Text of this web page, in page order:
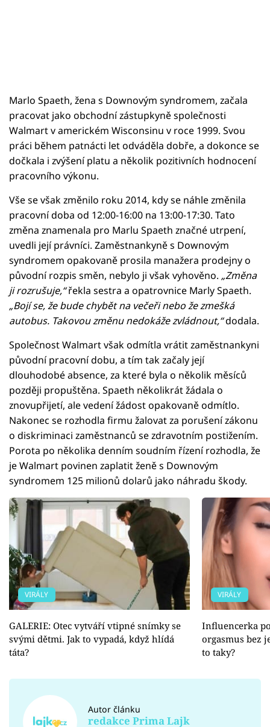
Marlo Spaeth, žena s Downovým syndromem, začala
pracovat jako obchodní zástupkyně společnosti
Walmart v americkém Wisconsinu v roce 1999. Svou
práci během patnácti let odváděla dobře, a dokonce se
dočkala i zvýšení platu a několik pozitivních hodnocení
pracovního výkonu.
Vše se však změnilo roku 2014, kdy se náhle změnila
pracovní doba od 12:00-16:00 na 13:00-17:30. Tato
změna znamenala pro Marlu Spaeth značné utrpení,
uvedli její právníci. Zaměstnankyně s Downovým
syndromem opakovaně prosila manažera prodejny o
původní rozpis směn, nebylo ji však vyhověno. „Změna
ji rozrušuje,“řekla sestra a opatrovnice Marly Spaeth.
„Bojí se, že bude chybět na večeři nebo že zmešká
autobus. Takovou změnu nedokáže zvládnout,“dodala.
Společnost Walmart však odmítla vrátit zaměstnankyni
původní pracovní dobu, a tím tak začaly její
dlouhodobé absence, za které byla o několik měsíců
později propuštěna. Spaeth několikrát žádala o
znovupřijetí, ale vedení žádost opakovaně odmítlo.
Nakonec se rozhodla firmu žalovat za porušení zákonu
o diskriminaci zaměstnanců se zdravotním postižením.
Porota po několika denním soudním řízení rozhodla, že
je Walmart povinen zaplatit ženě s Downovým
syndromem 125 milionů dolarů jako náhradu škody.
VIRÁLY
GALERIE: Otec vytváří vtipné snímky se
svými dětmi. Jak to vypadá, když hlídá
táta?
VIRÁLY
Influencerka
orgasmus bez
to taky?
Autor článku
redakce Prima Lajk